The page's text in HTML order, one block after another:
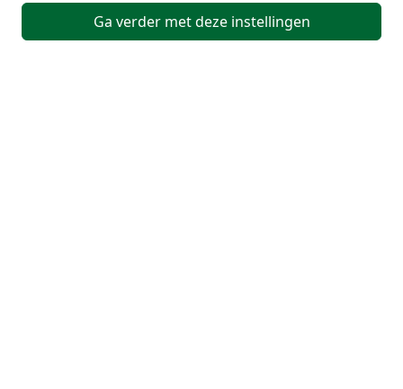
Ga verder met deze instellingen